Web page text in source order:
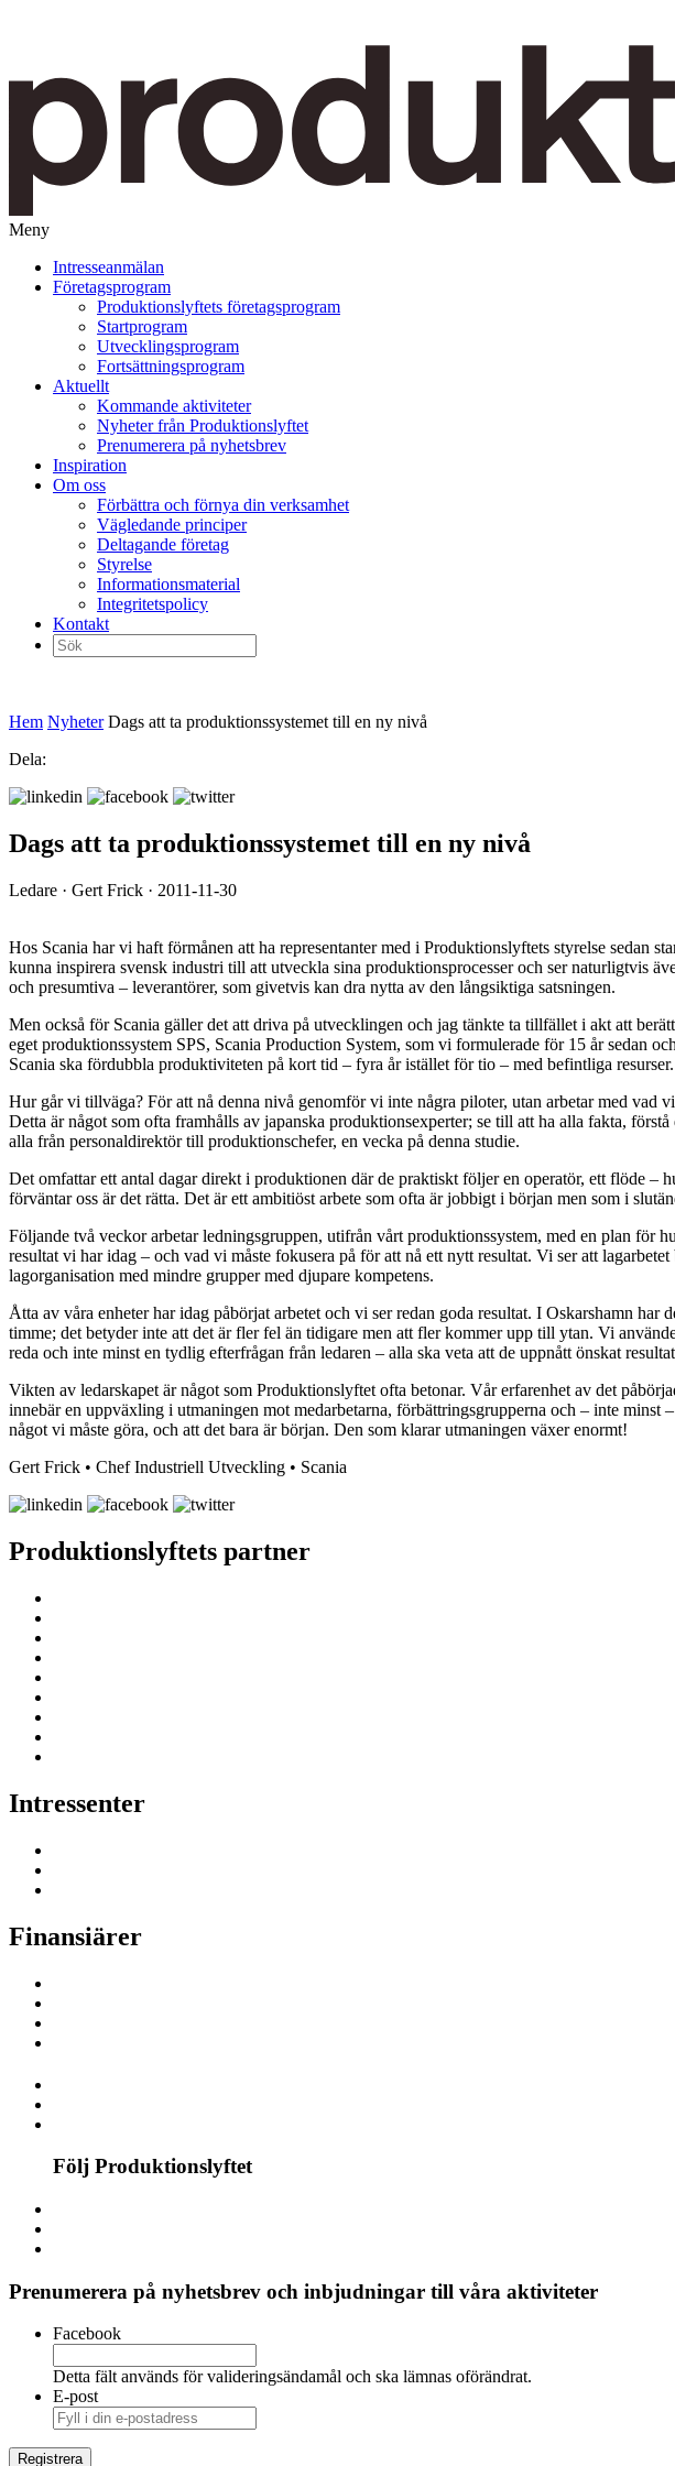
Meny
vidare
Intresseanmälan
Företagsprogram
Produktionslyftets företagsprogram
Startprogram
Utvecklingsprogram
Fortsättningsprogram
Aktuellt
Kommande aktiviteter
Nyheter från Produktionslyftet
Prenumerera på nyhetsbrev
Inspiration
Om oss
Förbättra och förnya din verksamhet
Vägledande principer
Deltagande företag
Styrelse
Informationsmaterial
Integritetspolicy
Kontakt
Sök
efter:
Hem Nyheter Dags att ta produktionssystemet till en ny nivå
Dela:
Dags att ta produktionssystemet till en ny nivå
Ledare · Gert Frick · 2011-11-30
Hos Scania har vi haft förmånen att ha representanter med i Produktionslyftets styrelse sedan
kunna inspirera svensk industri till att utveckla sina produktionsprocesser och ser naturligtvis
och presumtiva – leverantörer, som givetvis kan dra nytta av den långsiktiga satsningen.
Men också för Scania gäller det att driva på utvecklingen och jag tänkte ta tillfället i akt att
eget produktionssystem SPS, Scania Production System, som vi formulerade för 15 år sedan
Scania ska fördubbla produktiviteten på kort tid – fyra år istället för tio – med befintliga
Hur går vi tillväga? För att nå denna nivå genomför vi inte några piloter, utan arbetar med vad
Detta är något som ofta framhålls av japanska produktionsexperter; se till att ha alla fakta,
alla från personaldirektör till produktionschefer, en vecka på denna studie.
Det omfattar ett antal dagar direkt i produktionen där de praktiskt följer en operatör, ett flöde
förväntar oss är det rätta. Det är ett ambitiöst arbete som ofta är jobbigt i början men som i
Följande två veckor arbetar ledningsgruppen, utifrån vårt produktionssystem, med en plan för
resultat vi har idag – och vad vi måste fokusera på för att nå ett nytt resultat. Vi ser att
lagorganisation med mindre grupper med djupare kompetens.
Åtta av våra enheter har idag påbörjat arbetet och vi ser redan goda resultat. I Oskarshamn
timme; det betyder inte att det är fler fel än tidigare men att fler kommer upp till ytan. Vi
reda och inte minst en tydlig efterfrågan från ledaren – alla ska veta att de uppnått önskat
Vikten av ledarskapet är något som Produktionslyftet ofta betonar. Vår erfarenhet av det
innebär en uppväxling i utmaningen mot medarbetarna, förbättringsgrupperna och – inte
något vi måste göra, och att det bara är början. Den som klarar utmaningen växer enormt!
Gert Frick • Chef Industriell Utveckling • Scania
Produktionslyftets partner
Intressenter
Finansiärer
Följ Produktionslyftet
Prenumerera på nyhetsbrev och inbjudningar till våra aktiviteter
Facebook
Detta fält används för valideringsändamål och ska lämnas oförändrat.
E-post